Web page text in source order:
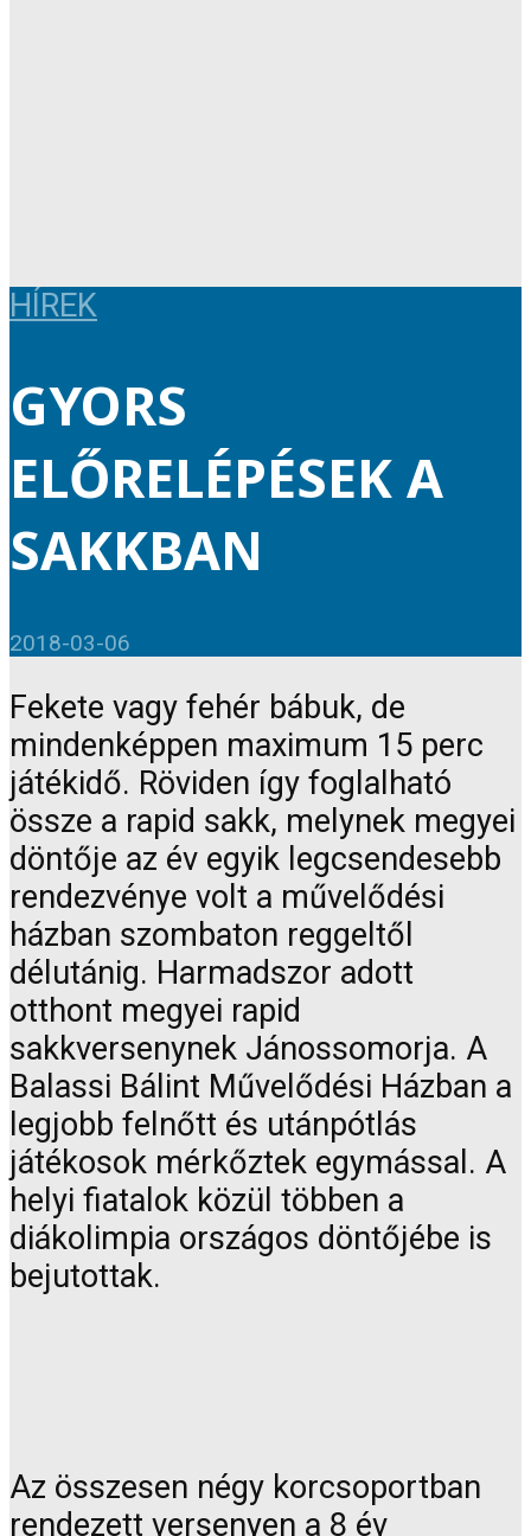
HÍREK
GYORS
ELŐRELÉPÉSEK A
SAKKBAN
2018-03-06
Fekete vagy fehér bábuk, de
mindenképpen maximum 15 perc
játékidő. Röviden így foglalható
össze a rapid sakk, melynek megyei
döntője az év egyik legcsendesebb
rendezvénye volt a művelődési
házban szombaton reggeltől
délutánig. Harmadszor adott
otthont megyei rapid
sakkversenynek Jánossomorja. A
Balassi Bálint Művelődési Házban a
legjobb felnőtt és utánpótlás
játékosok mérkőztek egymással. A
helyi fiatalok közül többen a
diákolimpia országos döntőjébe is
bejutottak.
Az összesen négy korcsoportban
rendezett versenyen a 8 év